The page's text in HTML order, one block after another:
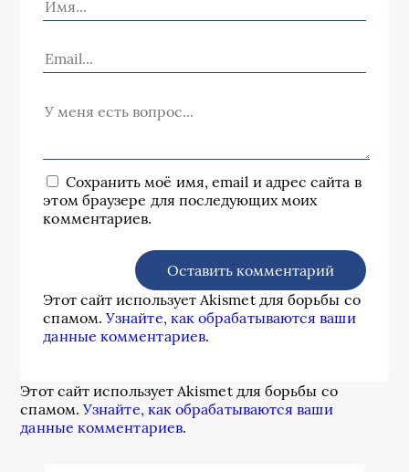
Сохранить моё имя, email и адрес сайта в
этом браузере для последующих моих
комментариев.
Этот сайт использует Akismet для борьбы со
спамом.Узнайте, как обрабатываются ваши
данные комментариев.
Этот сайт использует Akismet для борьбы со
спамом.Узнайте, как обрабатываются ваши
данные комментариев.